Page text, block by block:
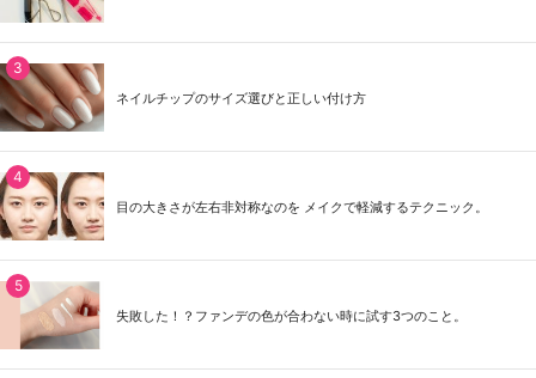
ネイルチップのサイズ選びと正しい付け方
目の大きさが左右非対称なのを メイクで軽減するテクニック。
失敗した！？ファンデの色が合わない時に試す3つのこと。